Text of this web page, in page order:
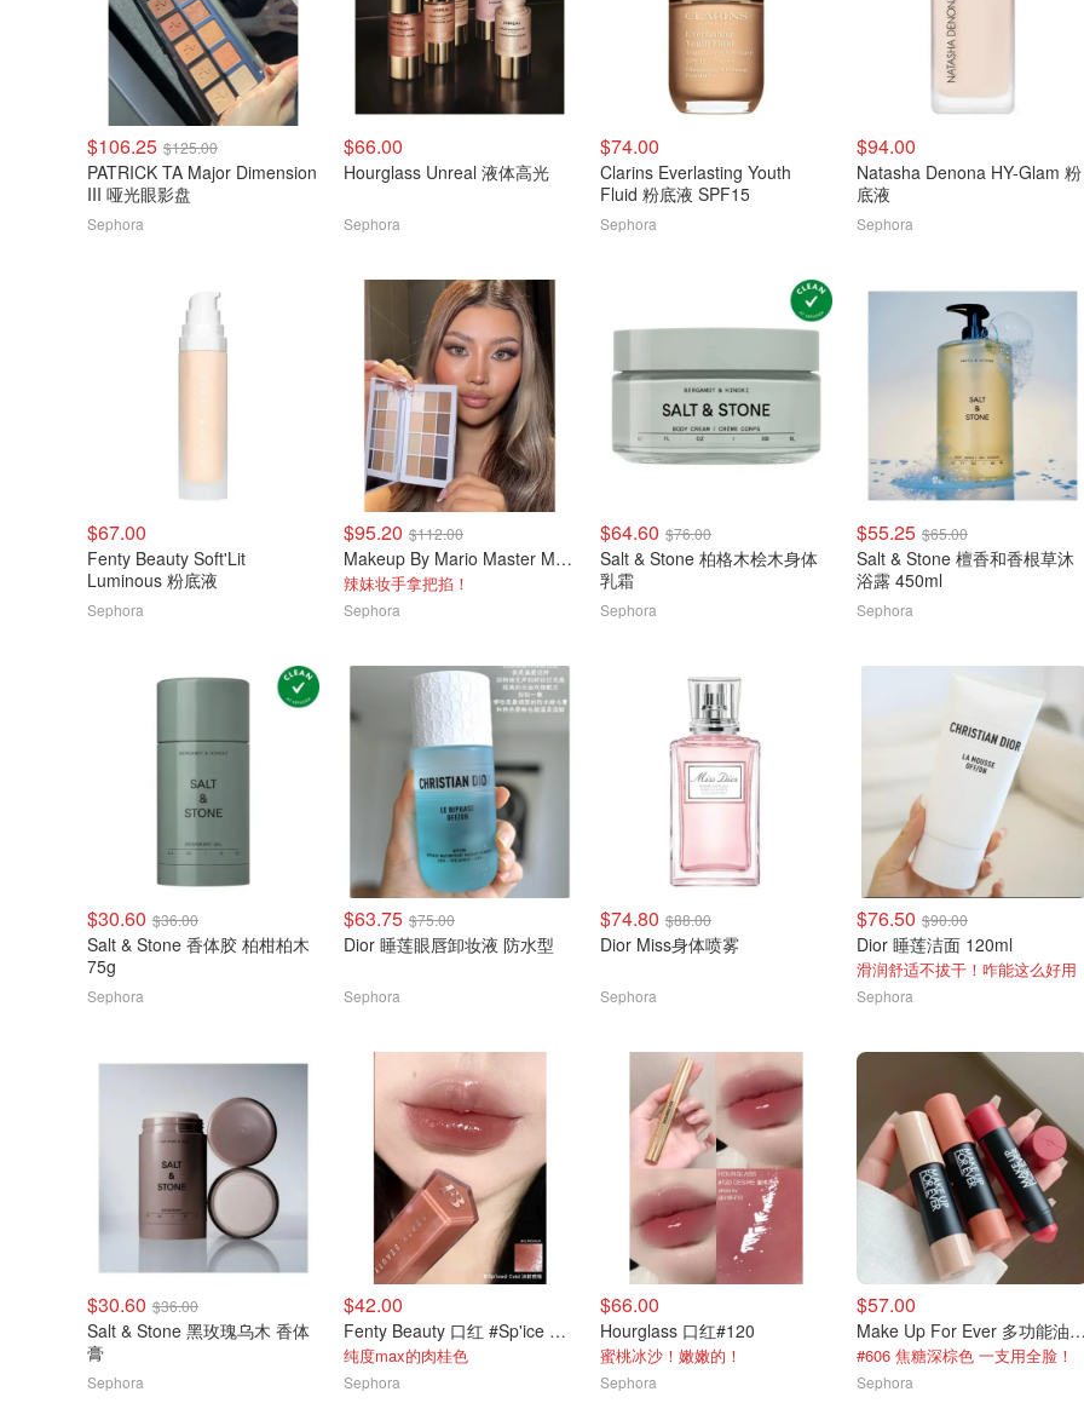
$106.25 $125.00
PATRICK TA Major Dimension
III 哑光眼影盘
Sephora
$66.00
Hourglass Unreal 液体高光
Sephora
$74.00
Clarins Everlasting Youth
Fluid 粉底液 SPF15
Sephora
$94.00
Natasha Denona HY-Glam 粉
底液
Sephora
$67.00
Fenty Beauty Soft'Lit
Luminous 粉底液
Sephora
$95.20 $112.00
Makeup By Mario Master Mattes 中性眼影盘
辣妹妆手拿把掐！
Sephora
$64.60 $76.00
Salt & Stone 柏格木桧木身体
乳霜
Sephora
$55.25 $65.00
Salt & Stone 檀香和香根草沐
浴露 450ml
Sephora
$30.60 $36.00
Salt & Stone 香体胶 柏柑柏木
75g
Sephora
$63.75 $75.00
Dior 睡莲眼唇卸妆液 防水型
Sephora
$74.80 $88.00
Dior Miss身体喷雾
Sephora
$76.50 $90.00
Dior 睡莲洁面 120ml
滑润舒适不拔干！咋能这么好用
Sephora
$30.60 $36.00
Salt & Stone 黑玫瑰乌木 香体
膏
Sephora
$42.00
Fenty Beauty 口红 #Sp'ice Cold
纯度max的肉桂色
Sephora
$66.00
Hourglass 口红#120
蜜桃冰沙！嫩嫩的！
Sephora
$57.00
Make Up For Ever
#606 焦糖深棕色 一支用全脸！
Sephora